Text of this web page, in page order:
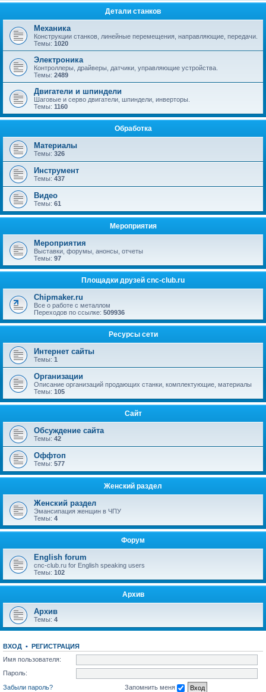
Детали станков
Механика
Конструкции станков, линейные перемещения, направляющие, передачи.
Темы: 1020
Электроника
Контроллеры, драйверы, датчики, управляющие устройства.
Темы: 2489
Двигатели и шпиндели
Шаговые и серво двигатели, шпиндели, инверторы.
Темы: 1160
Обработка
Материалы
Темы: 326
Инструмент
Темы: 437
Видео
Темы: 61
Мероприятия
Мероприятия
Выставки, форумы, анонсы, отчеты
Темы: 97
Площадки друзей cnc-club.ru
Chipmaker.ru
Все о работе с металлом
Переходов по ссылке: 509936
Ресурсы сети
Интернет сайты
Темы: 1
Организации
Описание организаций продающих станки, комплектующие, материалы
Темы: 105
Сайт
Обсуждение сайта
Темы: 42
Оффтоп
Темы: 577
Женский раздел
Женский раздел
Эмансипация женщин в ЧПУ
Темы: 4
Форум
English forum
cnc-club.ru for English speaking users
Темы: 102
Архив
Архив
Темы: 4
ВХОД • РЕГИСТРАЦИЯ
Имя пользователя:
Пароль:
Забыли пароль?
Запомнить меня